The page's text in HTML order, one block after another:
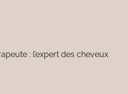
: l’expert des cheveux